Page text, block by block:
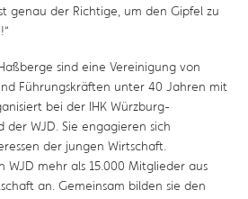
genau der Richtige, um den Gipfel zu
sind eine Vereinigung von
Führungskräften unter 40 Jahren mit
bei der IHK Würzburg-
WJD. Sie engagieren sich
der jungen Wirtschaft.
WJD mehr als 15.000 Mitglieder aus
an. Gemeinsam bilden sie den